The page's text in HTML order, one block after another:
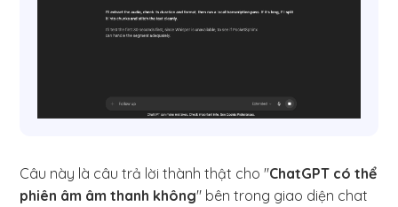
Câu này là câu trả lời thành thật cho "ChatGPT có thể
phiên âm âm thanh không" bên trong giao diện chat